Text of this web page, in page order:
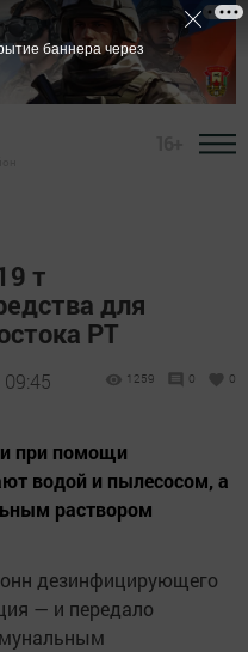
т
для
РТ
1259 0 0
при помощи
водой и пылесосом, а
раствором
дезинфицирующего
— и передало
баннера через